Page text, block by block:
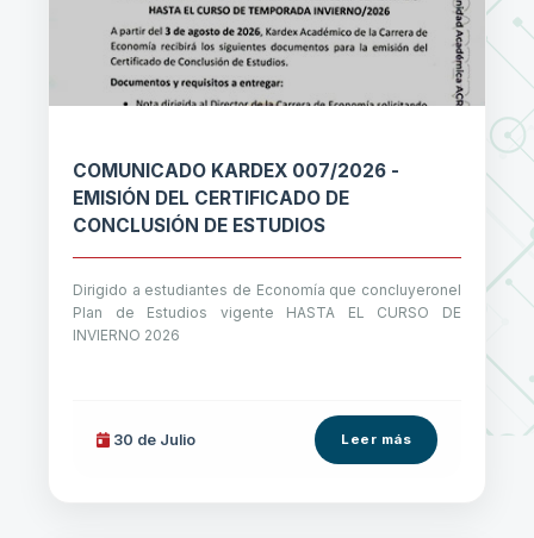
COMUNICADO KARDEX 007/2026 -
EMISIÓN DEL CERTIFICADO DE
CONCLUSIÓN DE ESTUDIOS
Dirigido a estudiantes de Economía que concluyeronel
Plan de Estudios vigente HASTA EL CURSO DE
INVIERNO 2026
30 de Julio Leer más